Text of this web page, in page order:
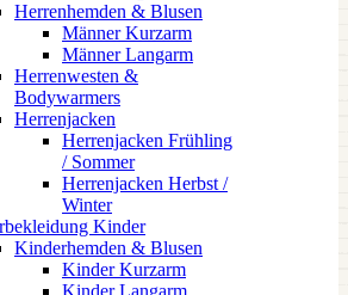
Herrenhemden & Blusen
Männer Kurzarm
Männer Langarm
Herrenwesten &
Bodywarmers
Herrenjacken
Herrenjacken Frühling
/ Sommer
Herrenjacken Herbst /
Winter
Kinder
Kinderhemden & Blusen
Kinder Kurzarm